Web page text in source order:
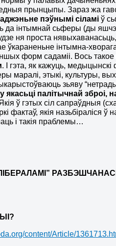
прынцыпы. Зараз жа
пэўнымі сіламі ў
да інтымнай сьферы (ды
ня проста
ўкараненьне інтымна-
форм садаміі. Вось
. І гэта, як кажуць,
маралі, этыкі, культуры,
зьяву
у якасьці палітычнай зброі,
ў гэтых сіл сапраўдныя
фактаў, якія назьбіраліся ў
і такія праблемы…
content/Article/